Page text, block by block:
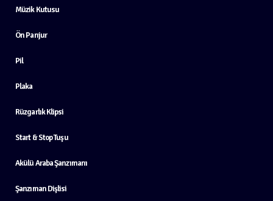
Müzik Kutusu
Ön Panjur
Pil
Plaka
Rüzgarlık Klipsi
Start & Stop Tuşu
Akülü Araba Şanzımanı
Şanzıman Dişlisi